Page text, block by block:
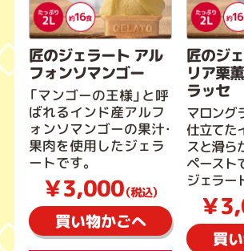
匠のジェラート アル
フォンソマンゴー
「マンゴーの王様」と呼
ばれるインド産アルフ
ォンソマンゴーの果汁・
果肉を使用したジェラ
ートです。
￥3,000（税込）
買い物かごへ
匠のジ
リア栗
ラッセ
マロング
仕立てた
スと滑ら
ペースト
ジェラー
￥
買